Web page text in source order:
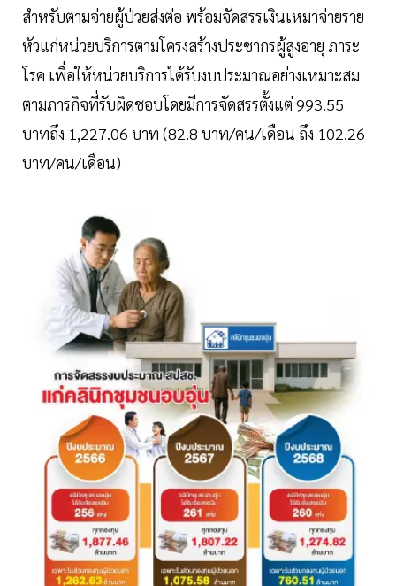
สำหรับตามจ่ายผู้ป่วยส่งต่อ พร้อมจัดสรรเงินเหมาจ่ายราย
หัวแก่หน่วยบริการตามโครงสร้างประชากรผู้สูงอายุ ภาระ
โรค เพื่อให้หน่วยบริการได้รับงบประมาณอย่างเหมาะสม
ตามภารกิจที่รับผิดชอบโดยมีการจัดสรรตั้งแต่ 993.55
บาทถึง 1,227.06 บาท (82.8 บาท/คน/เดือน ถึง 102.26
บาท/คน/เดือน)